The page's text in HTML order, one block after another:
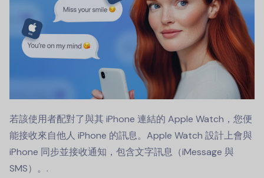
若該使用者配對了與其 iPhone 連結的 Apple Watch，您便
能接收來自他人 iPhone 的訊息。Apple Watch 設計上會與
iPhone 同步並接收通知，包含文字訊息（iMessage 與
SMS）。.